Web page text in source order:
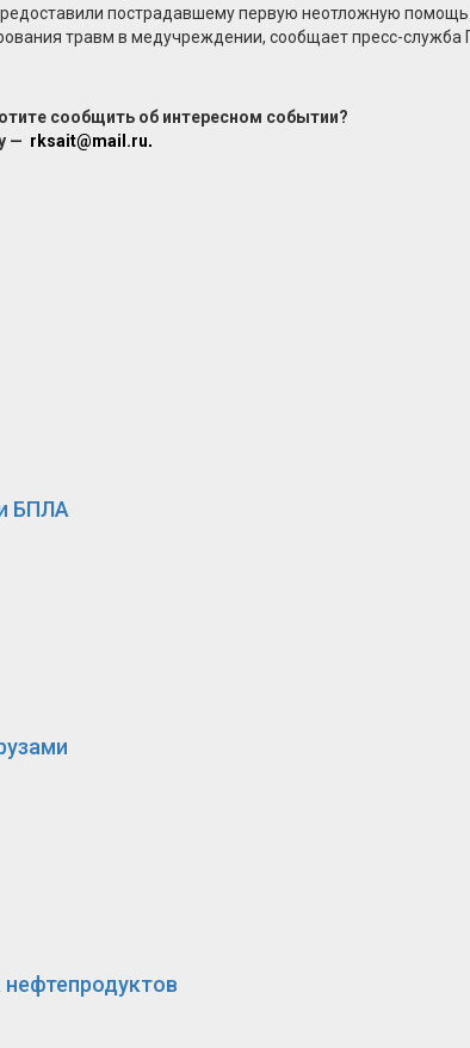
пострадавшему первую неотложную
травм в медучреждении, сообщает пресс-
сообщить об интересном событии?
— rksait@mail.ru.
БПЛА